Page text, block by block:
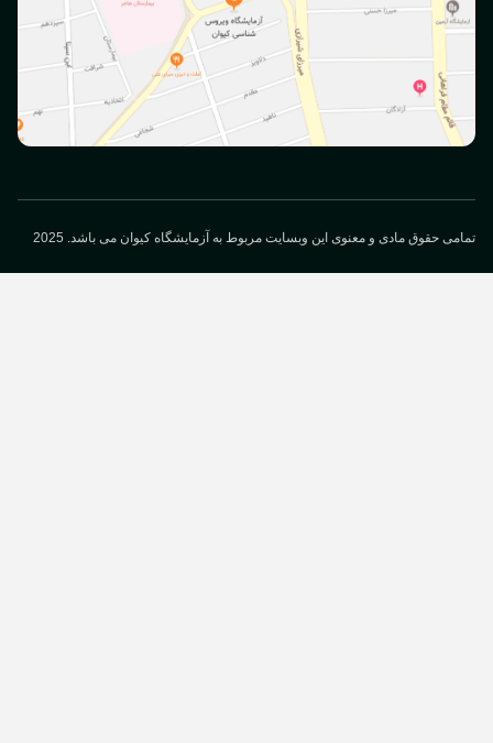
حقوق مادی و معنوی این وبسایت مربوط به آزمایشگاه کیوان می باشد. 2025